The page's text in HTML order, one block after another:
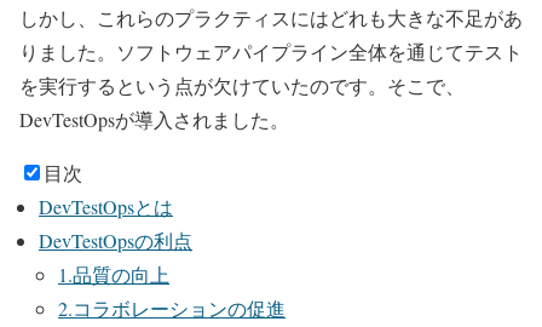
しかし、これらのプラクティスにはどれも大きな不足があ
りました。ソフトウェアパイプライン全体を通じてテスト
を実行するという点が欠けていたのです。そこで、
DevTestOpsが導入されました。
目次
DevTestOpsとは
DevTestOpsの利点
1.品質の向上
2.コラボレーションの促進